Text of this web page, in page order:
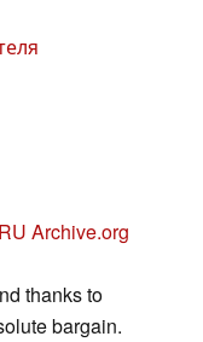
Archive.org
thanks to
bargain.